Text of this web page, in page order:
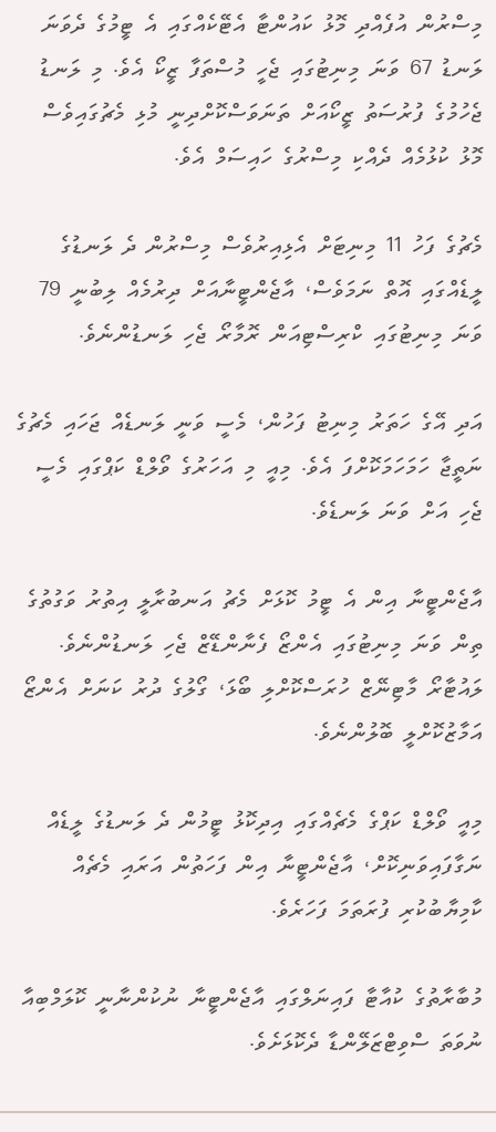
މިސްރުން އުފެއްދި މޮޅު ކައުންޓާ އެޓޭކެއްގައި އެ ޓީމުގެ ދެވަނަ
ލަނޑު 67 ވަނަ މިނިޓުގައި ޖެހީ މުސްތަފާ ޒީކޯ އެވެ. މި ލަނޑު
ޖެހުމުގެ ފުރުސަތު ޒީކޯއަށް ތަނަވަސްކޮށްދިނީ މުޅި މެޗުގައިވެސް
މޮޅު ކުޅުމެއް ދެއްކި މިސްރުގެ ހައިސަމް އެވެ.
މެޗުގެ ފަހު 11 މިނިޓަށް އެޅިއިރުވެސް މިސްރުން ދެ ލަނޑުގެ
ލީޑެއްގައި އޮތް ނަމަވެސް، އާޖެންޓީނާއަށް ދިރުމެއް ލިބުނީ 79
ވަނަ މިނިޓުގައި ކްރިސްޓިއަން ރޮމާރޯ ޖެހި ލަނޑުންނެވެ.
އަދި އޭގެ ހަތަރު މިނިޓު ފަހުން، މެސީ ވަނީ ލަނޑެއް ޖަހައި މެޗުގެ
ނަތީޖާ ހަމަހަމަކޮށްފަ އެވެ. މިއީ މި އަހަރުގެ ވޯލްޑް ކަޕްގައި މެސީ
ޖެހި އަށް ވަނަ ލަނޑެވެ.
އާޖެންޓީނާ އިން އެ ޓީމު ކޮޅަށް މެޗު އަނބުރާލީ އިތުރު ވަގުތުގެ
ތިން ވަނަ މިނިޓުގައި އެންޒޯ ފެނާންޑޭޒް ޖެހި ލަނޑުންނެވެ.
ލައުޓާރޯ މާޓިނޭޒް ހުރަސްކޮށްލި ބޯޅަ، ގޯލުގެ ދުރު ކަނަށް އެންޒޯ
އަމާޒުކޮށްލީ ބޮލުންނެވެ.
މިއީ ވޯލްޑް ކަޕްގެ މެޗެއްގައި އިދިކޮޅު ޓީމުން ދެ ލަނޑުގެ ލީޑެއް
ނަގާފައިވަނިކޮށް، އާޖެންޓީނާ އިން ފަހަތުން އަރައި މެޗެއް
ކާމިޔާބުކުރި ފުރަތަމަ ފަހަރެވެ.
މުބާރާތުގެ ކުއާޓާ ފައިނަލްގައި އާޖެންޓީނާ ނުކުންނާނީ ކޮލަމްބިއާ
ނުވަތަ ސްވިޓްޒަލޭންޑާ ދެކޮޅަށެވެ.